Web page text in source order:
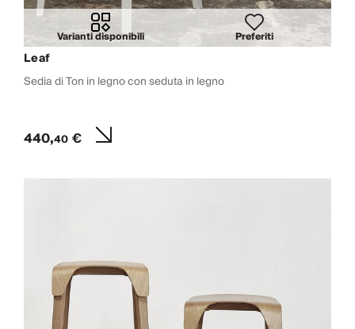
Varianti disponibili Preferiti
Leaf
Sedia di Ton in legno con seduta in legno
440,40€